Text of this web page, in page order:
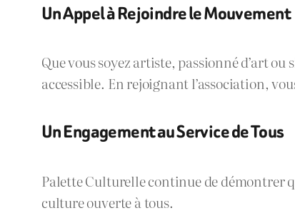
Un Appel à Rejoindre le Mouvement
Que vous soyez artiste, passionné d’art
accessible. En rejoignant l’association,
Un Engagement au Service de Tous
Palette Culturelle continue de démontrer
culture ouverte à tous.